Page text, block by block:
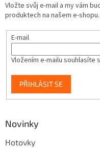
Vložte svůj e-mail a my vám
produktech na našem e-shopu.
E-mail
Vložením e-mailu souhlasíte s
PŘIHLÁSIT SE
Novinky
Hotovky